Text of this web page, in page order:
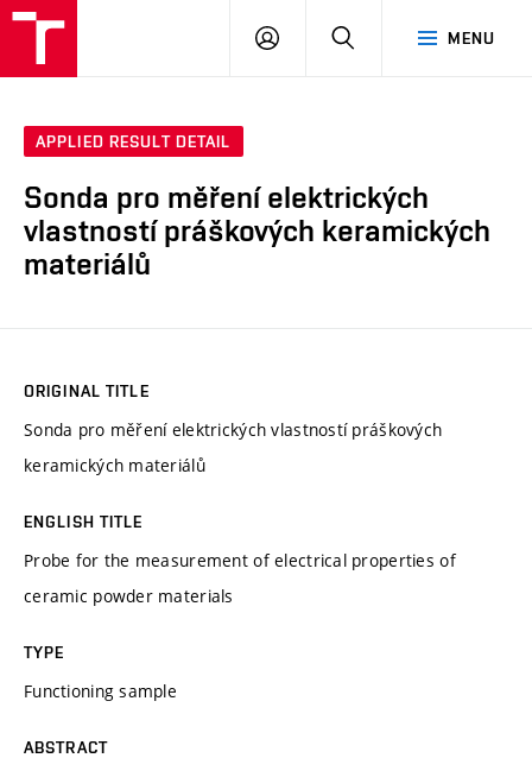
MENU
LOG
SEARCH
APPLIED RESULT DETAIL
Sonda pro měření elektrických
vlastností práškových keramických
materiálů
ORIGINAL TITLE
Sonda pro měření elektrických vlastností práškových
keramických materiálů
ENGLISH TITLE
Probe for the measurement of electrical properties of
ceramic powder materials
TYPE
Functioning sample
ABSTRACT